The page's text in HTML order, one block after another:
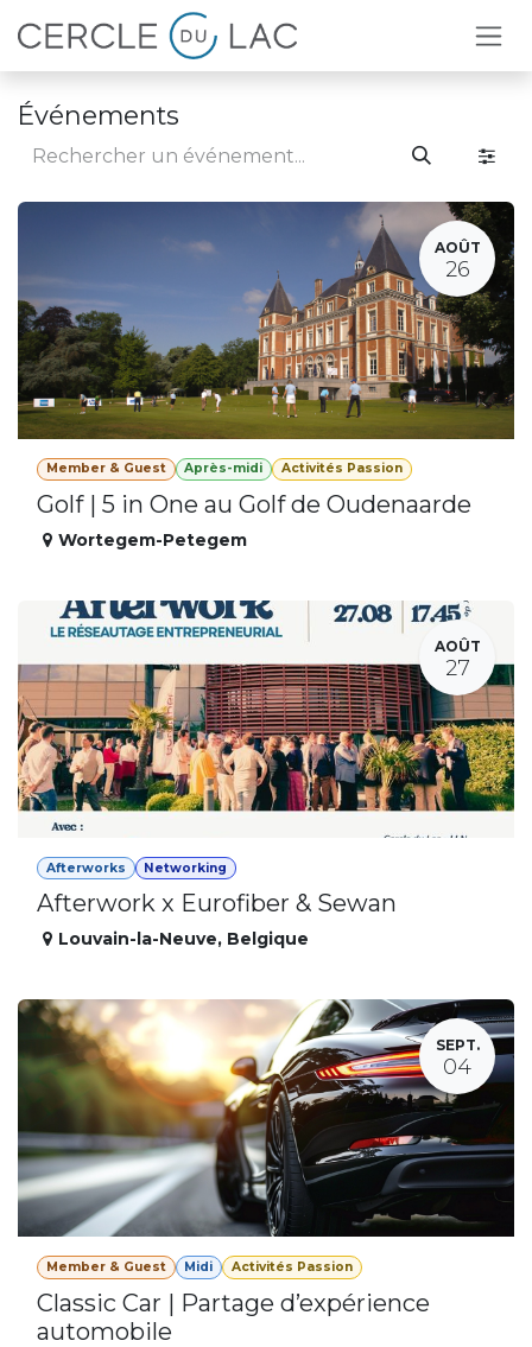
Se rendre au contenu
Événements
AOÛT
26
Member & Guest Après-midi Activités Passion
Golf | 5 in One au Golf de Oudenaarde
Wortegem-Petegem
AOÛT
27
Afterworks Networking
Afterwork x Eurofiber & Sewan
Louvain-la-Neuve, Belgique
SEPT.
04
Member & Guest Midi Activités Passion
Classic Car | Partage d’expérience
automobile